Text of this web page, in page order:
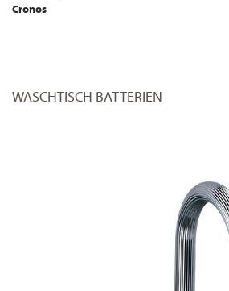
Cronos
WASCHTISCH BATTERIEN